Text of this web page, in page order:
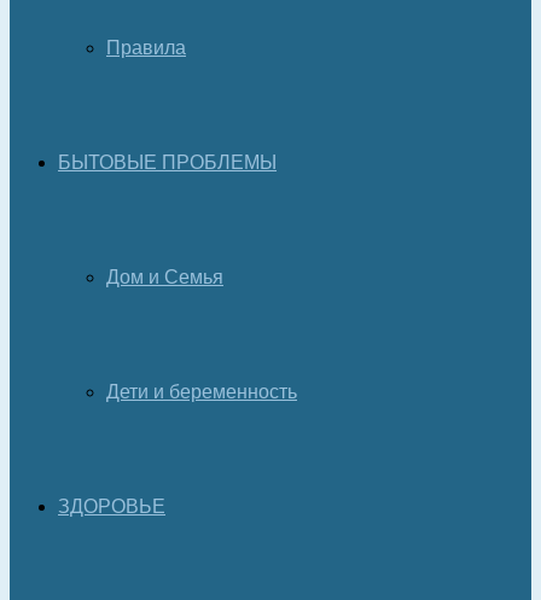
Правила
БЫТОВЫЕ ПРОБЛЕМЫ
Дом и Семья
Дети и беременность
ЗДОРОВЬЕ